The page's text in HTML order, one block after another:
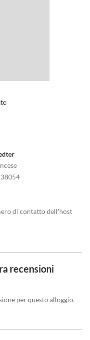
di contatto dell'host
recensioni
per questo alloggio.